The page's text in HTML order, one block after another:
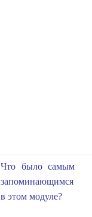
Что было самым
запоминающимся
в этом модуле?